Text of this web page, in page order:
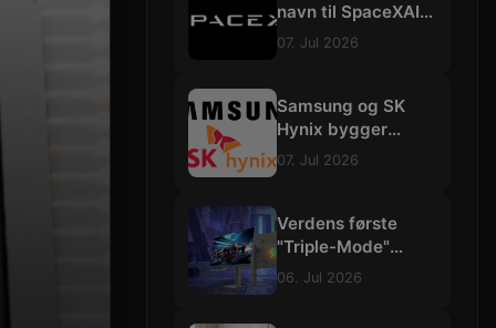
navn til SpaceXAI:
Planlægger
rummet
07. Jul 2026
Samsung og SK
Hynix bygger
mega-fabrikker for
07. Jul 2026
Verdens første
"Triple-Mode"
gamingskærm:
06. Jul 2026